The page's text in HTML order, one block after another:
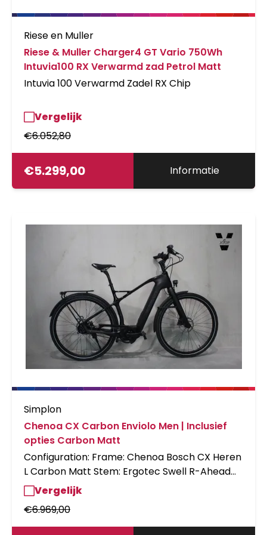
Riese en Muller
Riese & Muller Charger4 GT Vario 750Wh
Intuvia100 RX Verwarmd zad Petrol Matt
Intuvia 100 Verwarmd Zadel RX Chip
Vergelijk
€6.052,80
€5.299,00 Informatie
Simplon
Chenoa CX Carbon Enviolo Men | Inclusief
opties Carbon Matt
Configuration: Frame: Chenoa Bosch CX Heren
L Carbon Matt Stem: Ergotec Swell R-Ahead
Vorbau Fork: Rock Shox PARAGON Gold Disc
1.5", 65mm Spacers: 40mm Spacer Stemcover
Acros Shiftcomponents: Env.
HD;Mechanisch;Riemen;CHP-BES3 Brakes:
Vergelijk
€6.969,00